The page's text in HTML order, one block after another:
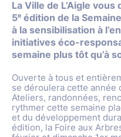
La Ville de L’Aigle
5ᵉ édition de la
à la sensibilisation à
initiatives éco-
semaine plus tôt qu’à
Ouverte à tous et
se déroulera cette année
Ateliers, randonnées,
rythmer cette semaine
et du développement
édition, la Foire aux